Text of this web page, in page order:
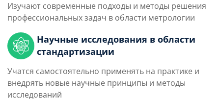
Изучают современные подходы и методы решения
профессиональных задач в области метрологии
Научные исследования в области
стандартизации
Учатся самостоятельно применять на практике и
внедрять новые научные принципы и методы
исследований